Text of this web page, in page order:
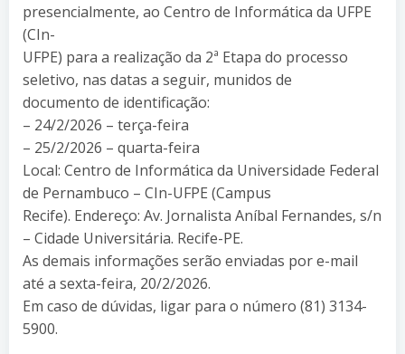
presencialmente, ao Centro de Informática da UFPE
(CIn-
UFPE) para a realização da 2ª Etapa do processo
seletivo, nas datas a seguir, munidos de
documento de identificação:
– 24/2/2026 – terça-feira
– 25/2/2026 – quarta-feira
Local: Centro de Informática da Universidade Federal
de Pernambuco – CIn-UFPE (Campus
Recife). Endereço: Av. Jornalista Aníbal Fernandes, s/n
– Cidade Universitária. Recife-PE.
As demais informações serão enviadas por e-mail
até a sexta-feira, 20/2/2026.
Em caso de dúvidas, ligar para o número (81) 3134-
5900.